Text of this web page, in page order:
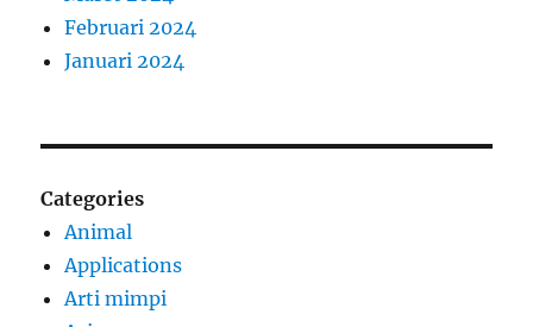
Februari 2024
Januari 2024
Categories
Animal
Applications
Arti mimpi